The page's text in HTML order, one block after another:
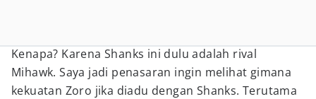
Kenapa? Karena Shanks ini dulu adalah rival
Mihawk. Saya jadi penasaran ingin melihat gimana
kekuatan Zoro jika diadu dengan Shanks. Terutama